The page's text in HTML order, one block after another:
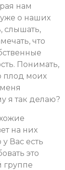
нам
уже о наших
слышать,
что
Понимать,
плод моих
я так делаю?
на них
Вас есть
это
группе